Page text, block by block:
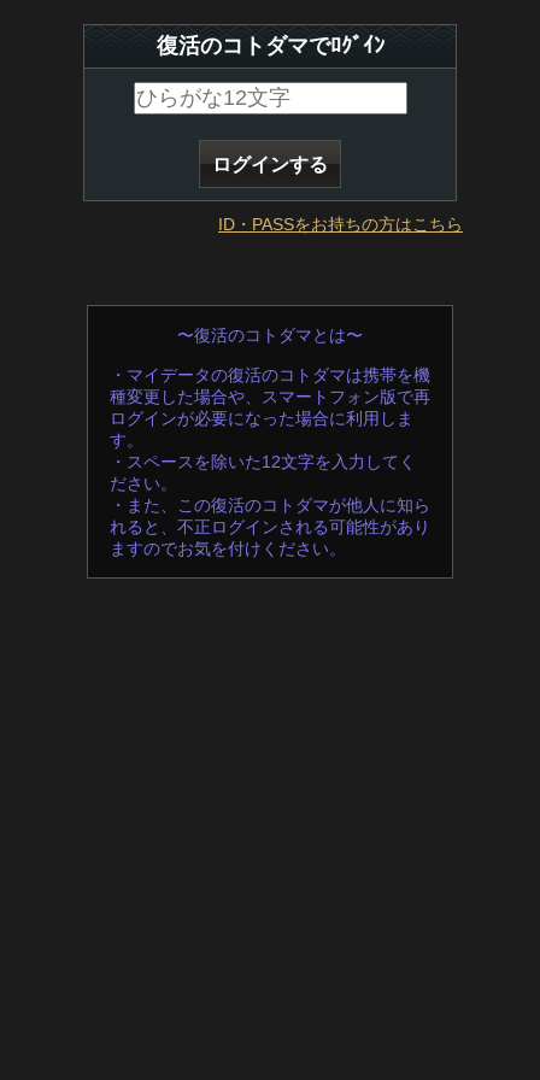
復活のコトダマでﾛｸﾞｲﾝ
ID・PASSをお持ちの方はこちら
〜復活のコトダマとは〜
・マイデータの復活のコトダマは携帯を機
種変更した場合や、スマートフォン版で再
ログインが必要になった場合に利用しま
す。
・スペースを除いた12文字を入力してく
ださい。
・また、この復活のコトダマが他人に知ら
れると、不正ログインされる可能性があり
ますのでお気を付けください。